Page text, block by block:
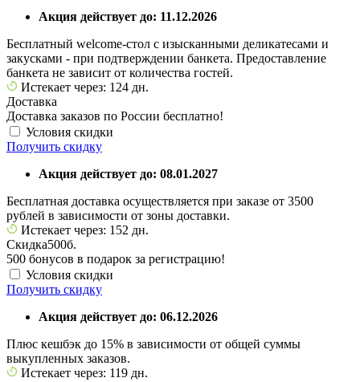
Акция действует до: 11.12.2026
Бесплатный welcome-стол с изысканными деликатесами и
закусками - при подтверждении банкета. Предоставление
банкета не зависит от количества гостей.
Истекает через: 124 дн.
Доставка
Доставка заказов по России бесплатно!
Условия скидки
Получить скидку
Акция действует до: 08.01.2027
Бесплатная доставка осуществляется при заказе от 3500
рублей в зависимости от зоны доставки.
Истекает через: 152 дн.
Скидка500б.
500 бонусов в подарок за регистрацию!
Условия скидки
Получить скидку
Акция действует до: 06.12.2026
Плюс кешбэк до 15% в зависимости от общей суммы
выкупленных заказов.
Истекает через: 119 дн.